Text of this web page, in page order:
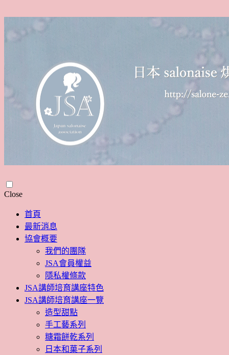
CloseSkip
content
首頁
最新消息
協會概要
我們的團隊
JSA會員權益
隱私權條款
JSA講師培育講座特色
JSA講師培育講座一覽
造型甜點
手工藝系列
糖霜餅乾系列
日本和菓子系列